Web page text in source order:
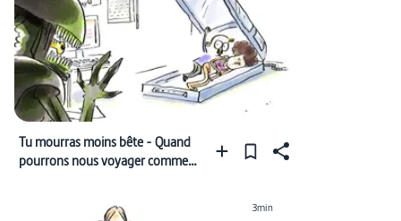
Tu mourras moins bête - Quand
pourrons nous voyager comme
3min